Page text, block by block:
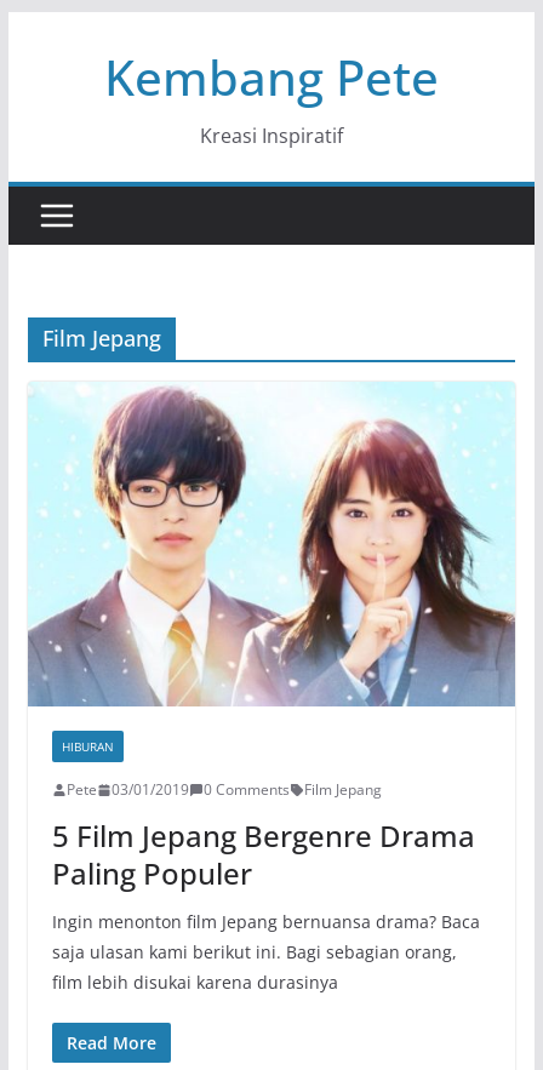
Kembang Pete
Kreasi Inspiratif
Film Jepang
HIBURAN
Pete 03/01/2019 0 Comments Film Jepang
5 Film Jepang Bergenre Drama
Paling Populer
Ingin menonton film Jepang bernuansa drama? Baca
saja ulasan kami berikut ini. Bagi sebagian orang,
film lebih disukai karena durasinya
Read More